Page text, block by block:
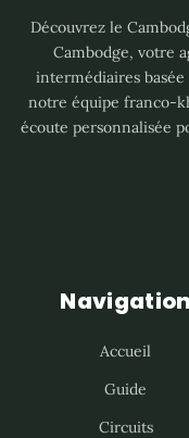
Découvrez le
Cambodge, votre
intermédiaires basée
notre équipe franco-
écoute personnalisée
Navigation
Accueil
Guide
Circuits